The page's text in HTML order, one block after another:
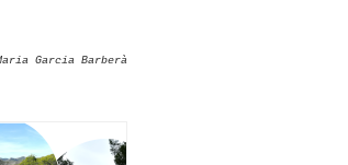
Garcia Barberà